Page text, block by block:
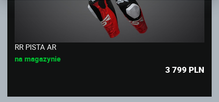
RR PISTA AR
na magazynie
3 799 PLN